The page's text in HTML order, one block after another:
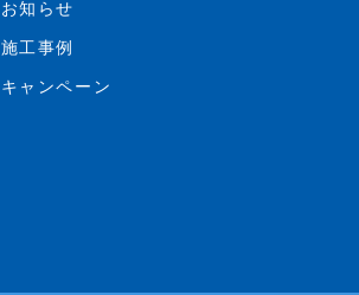
お知らせ
施工事例
キャンペーン